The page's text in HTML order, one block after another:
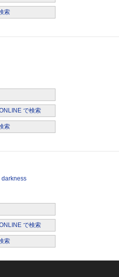
索
で検索
索
darkness
で検索
索